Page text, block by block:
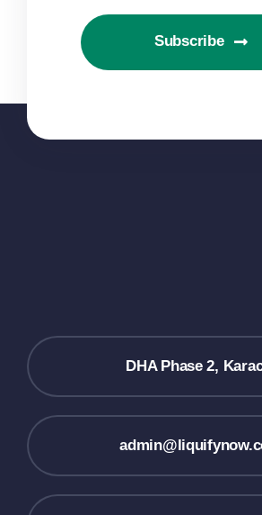
Subscribe
DHA Phase 2,